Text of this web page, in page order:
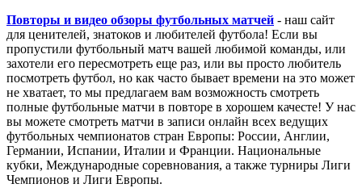
Повторы и видео обзоры футбольных матчей - наш сайт
для ценителей, знатоков и любителей футбола! Если вы
пропустили футбольный матч вашей любимой команды, или
захотели его пересмотреть еще раз, или вы просто любитель
посмотреть футбол, но как часто бывает времени на это может
не хватает, то мы предлагаем вам возможность смотреть
полные футбольные матчи в повторе в хорошем качесте! У нас
вы можете смотреть матчи в записи онлайн всех ведущих
футбольных чемпионатов стран Европы: России, Англии,
Германии, Испании, Италии и Франции. Национальные
кубки, Международные соревнования, а также турниры Лиги
Чемпионов и Лиги Европы.